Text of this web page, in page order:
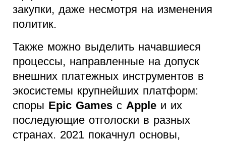
закупки, даже несмотря на изменения
политик.
Также можно выделить начавшиеся
процессы, направленные на допуск
внешних платежных инструментов в
экосистемы крупнейших платформ:
споры Epic Games c Apple и их
последующие отголоски в разных
странах. 2021 покачнул основы,